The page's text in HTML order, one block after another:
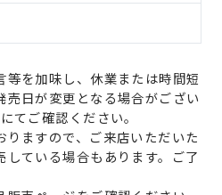
を加味し、休業または時間短
日が変更となる場合がござい
てご確認ください。
ますので、ご来店いただいた
ている場合もあります。ご了